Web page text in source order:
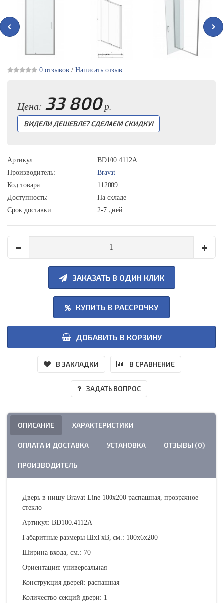
0 отзывов / Написать отзыв
Цена: 33 800р.
ВИДЕЛИ ДЕШЕВЛЕ? СДЕЛАЕМ СКИДКУ!
Артикул:
BD100.4112A
Производитель:
Bravat
Код товара:
112009
Доступность:
На складе
Срок доставки:
2-7 дней
ЗАКАЗАТЬ В ОДИН КЛИК
КУПИТЬ В РАССРОЧКУ
ДОБАВИТЬ В КОРЗИНУ
В ЗАКЛАДКИ В СРАВНЕНИЕ
ЗАДАТЬ ВОПРОС
ОПИСАНИЕ ХАРАКТЕРИСТИКИ
ОПЛАТА И ДОСТАВКА УСТАНОВКА ОТЗЫВЫ (0)
ПРОИЗВОДИТЕЛЬ
Дверь в нишу Bravat Line 100x200 распашная, прозрачное
стекло
Артикул: BD100.4112A
Габаритные размеры ШхГхВ, см.: 100х6х200
Ширина входа, см.: 70
Ориентация: универсальная
Конструкция дверей: распашная
Количество секций двери: 1